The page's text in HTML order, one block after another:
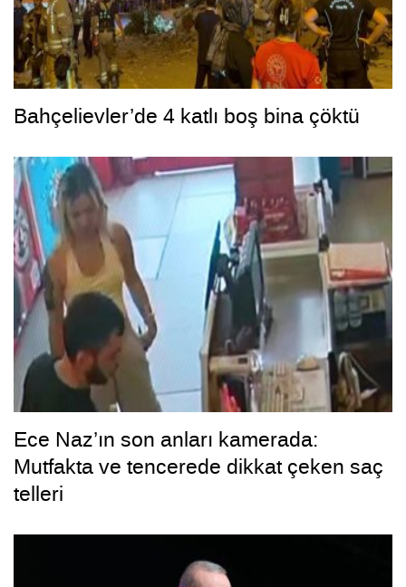
Bahçelievler’de 4 katlı boş bina çöktü
Ece Naz’ın son anları kamerada:
Mutfakta ve tencerede dikkat çeken saç
telleri